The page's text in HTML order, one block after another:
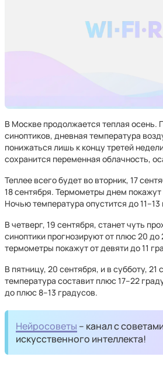
В Москве продолжается теплая осень.
синоптиков, дневная температура
понижаться лишь к концу третей
сохранится переменная облачность,
Теплее всего будет во вторник, 17
18 сентября. Термометры днем
Ночью температура опустится до 11–13
В четверг, 19 сентября, станет чуть
синоптики прогнозируют от плюс 20
термометры покажут от девяти до 11
В пятницу, 20 сентября, и в субботу, 21
температура составит плюс 17–22
до плюс 8–13 градусов.
Нейросоветы – канал с
искусственного интеллекта!